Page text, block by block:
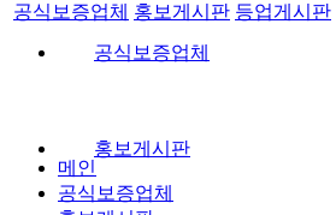
공식보증업체
홍보게시판
공식보증업체 홍보게시판 등업게시판
메인
공식보증업체